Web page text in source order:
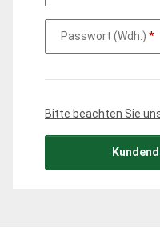
Passwort (Wdh.)
Bitte beachten Sie